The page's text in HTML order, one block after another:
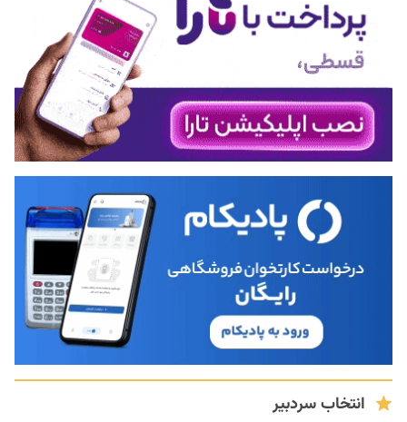
انتخاب سردبیر